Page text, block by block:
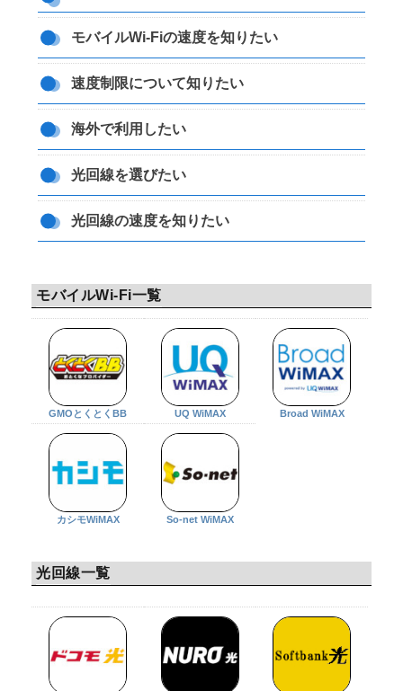
モバイルWi-Fiの速度を知りたい
速度制限について知りたい
海外で利用したい
光回線を選びたい
光回線の速度を知りたい
モバイルWi-Fi一覧
GMOとくとくBB UQ WiMAX Broad WiMAX
カシモWiMAX So-net WiMAX
光回線一覧